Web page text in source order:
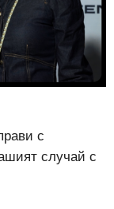
с
случай с